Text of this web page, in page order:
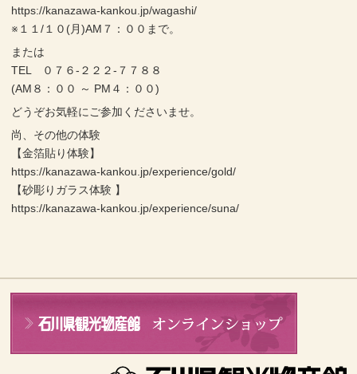
https://kanazawa-kankou.jp/wagashi/
※１１/１０(月)AM７：００まで。
または
TEL ０７６-２２２-７７８８
(AM８：００ ～ PM４：００)
どうぞお気軽にご参加くださいませ。
尚、その他の体験
【金箔貼り体験】
https://kanazawa-kankou.jp/experience/gold/
【砂彫りガラス体験 】
https://kanazawa-kankou.jp/experience/suna/